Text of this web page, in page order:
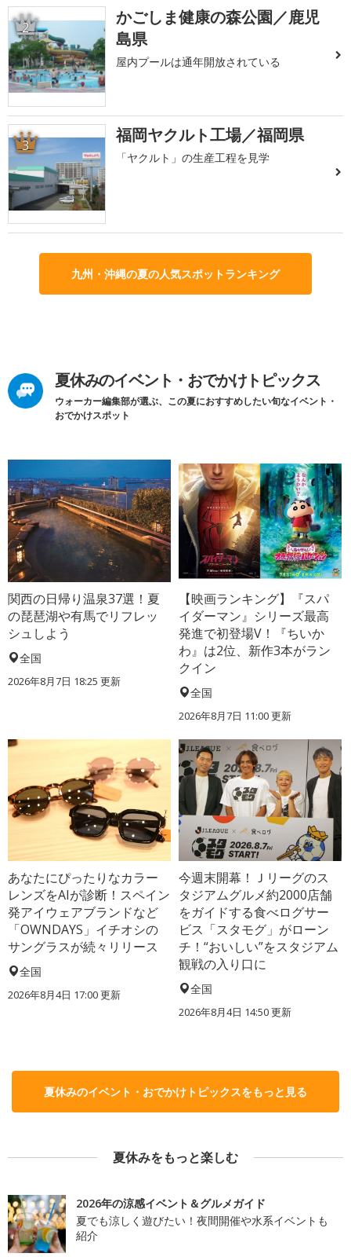
2
かごしま健康の森公園／鹿児
島県
屋内プールは通年開放されている
3 福岡ヤクルト工場／福岡県
「ヤクルト」の生産工程を見学
九州・沖縄の夏の人気スポットランキング
夏休みのイベント・おでかけトピックス
ウォーカー編集部が選ぶ、この夏におすすめしたい旬なイベント・
おでかけスポット
関西の日帰り温泉37選！夏
の琵琶湖や有馬でリフレッ
シュしよう
全国
2026年8月7日 18:25 更新
【映画ランキング】『スパ
イダーマン』シリーズ最高
発進で初登場V！『ちいか
わ』は2位、新作3本がラン
クイン
全国
2026年8月7日 11:00更新
あなたにぴったりなカラー
レンズをAIが診断！スペイン
発アイウェアブランドなど
「OWNDAYS」イチオシの
サングラスが続々リリース
全国
2026年8月4日 17:00更新
今週末開幕！Ｊリーグのス
タジアムグルメ約2000店舗
をガイドする食べログサー
ビス「スタモグ」がローン
チ！“おいしい”をスタジアム
観戦の入り口に
全国
2026年8月4日 14:50更新
夏休みのイベント・おでかけトピックスをもっと見る
夏休みをもっと楽しむ
2026年の涼感イベント＆グルメガイド
夏でも涼しく遊びたい！夜間開催や水系イベントも
紹介